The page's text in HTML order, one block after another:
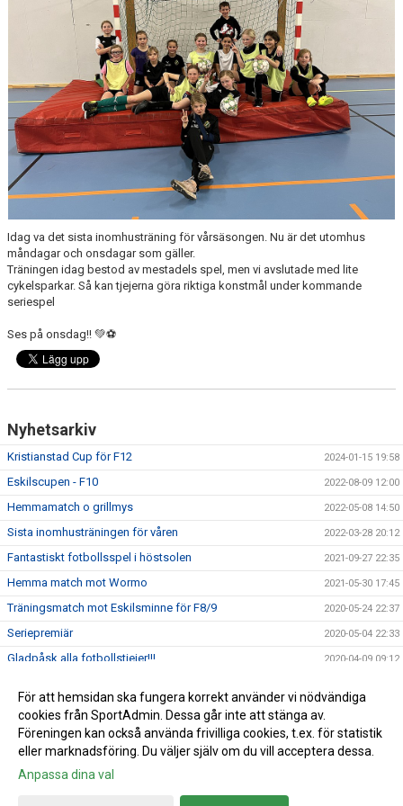
Idag va det sista inomhusträning för vårsäsongen. Nu är det utomhus
måndagar och onsdagar som gäller.
Träningen idag bestod av mestadels spel, men vi avslutade med lite
cykelsparkar. Så kan tjejerna göra riktiga konstmål under kommande
seriespel
Ses på onsdag!! 💚⚽️
Nyhetsarkiv
Kristianstad Cup för F12 2024-01-15 19:58
Eskilscupen - F10 2022-08-09 12:00
Hemmamatch o grillmys 2022-05-08 14:50
Sista inomhusträningen för våren 2022-03-28 20:12
Fantastiskt fotbollsspel i höstsolen 2021-09-27 22:35
Hemma match mot Wormo 2021-05-30 17:45
Träningsmatch mot Eskilsminne för F8/9 2020-05-24 22:37
Seriepremiär 2020-05-04 22:33
Gladpåsk alla fotbollstjejer!!! 2020-04-09 09:12
Gå till Webbversion
För att hemsidan ska fungera korrekt använder vi nödvändiga
cookies från SportAdmin. Dessa går inte att stänga av.
Föreningen kan också använda frivilliga cookies, t.ex. för statistik
eller marknadsföring. Du väljer själv om du vill acceptera dessa.
Anpassa dina val